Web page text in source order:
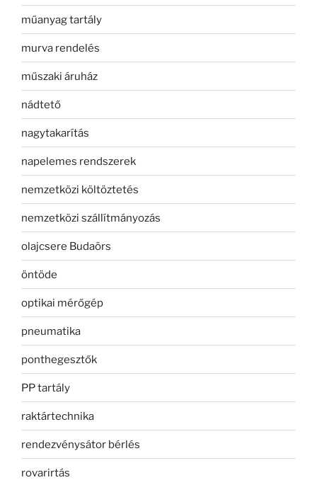
műanyag tartály
murva rendelés
műszaki áruház
nádtető
nagytakarítás
napelemes rendszerek
nemzetközi költöztetés
nemzetközi szállítmányozás
olajcsere Budaörs
öntöde
optikai mérőgép
pneumatika
ponthegesztők
PP tartály
raktártechnika
rendezvénysátor bérlés
rovarirtás